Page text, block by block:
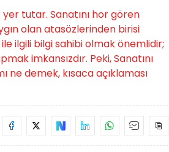
tutar. Sanatını hor gören
olan atasözlerinden birisi
ilgili bilgi sahibi olmak önemlidir;
imkansızdır. Peki, Sanatını
demek, kısaca açıklaması